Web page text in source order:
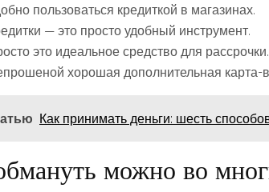
пользоваться кредиткой в магазинах.
— это просто удобный инструмент.
это идеальное средство для рассрочки.
хорошая дополнительная карта-
Как принимать деньги: шесть
можно во